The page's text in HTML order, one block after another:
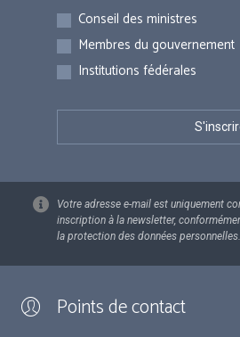
Inscriptions
Conseil des ministres
Membres du gouvernement
Institutions fédérales
Votre adresse e-mail est uniquement
inscription à la newsletter,
la protection des données personnelles.
Points de contact